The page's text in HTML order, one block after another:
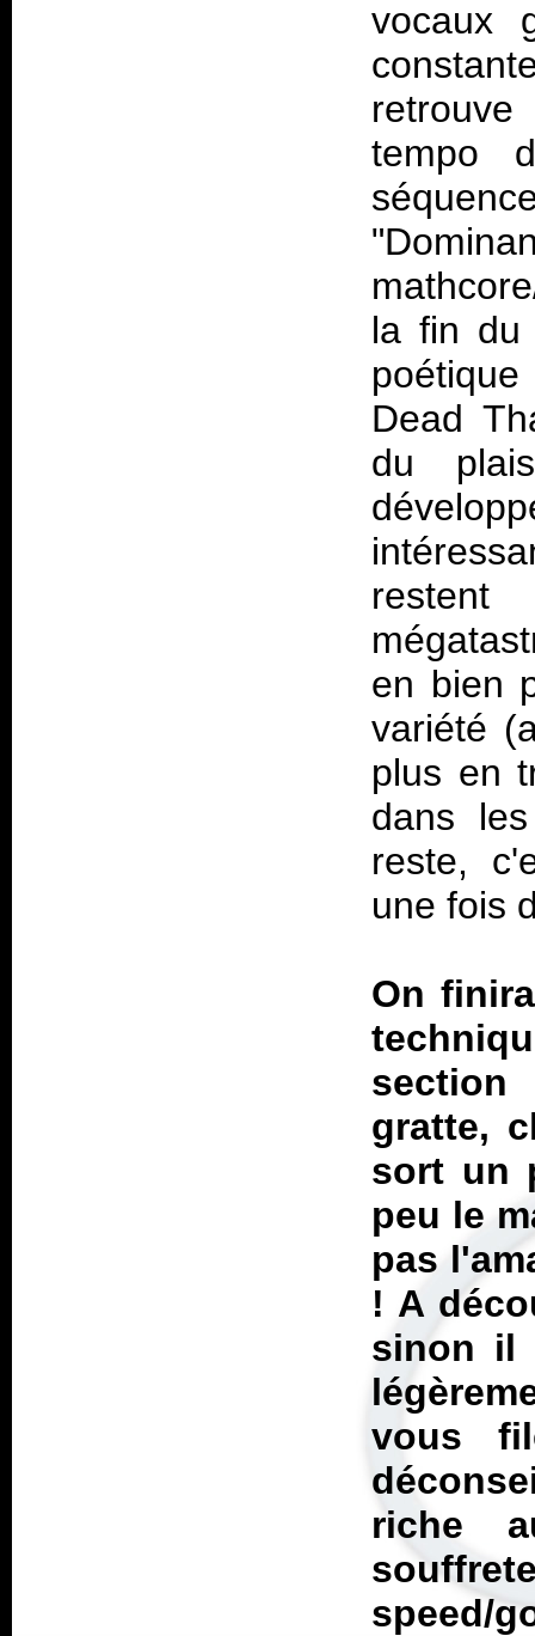
vocaux
tempo
la fin du
Dead
du
en bien
variété
plus en
dans
reste,
une fois
On
gratte,
sort un
peu le
pas
! A
sinon il
vous
riche
speed/